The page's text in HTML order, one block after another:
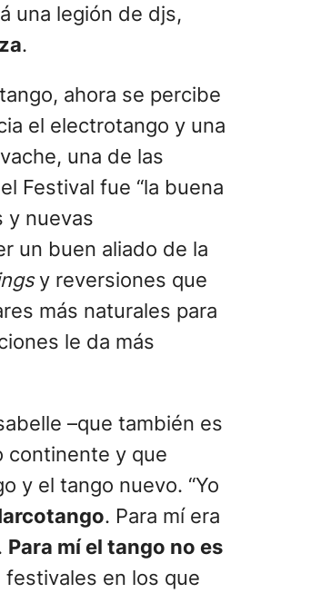
una legión de djs,
.
ahora se percibe
el electrotango y una
una de las
Festival fue “la buena
y nuevas
un buen aliado de la
y reversiones que
más naturales para
le da más
–que también es
continente y que
y el tango nuevo. “Yo
. Para mí era
Para mí el tango no es
festivales en los que